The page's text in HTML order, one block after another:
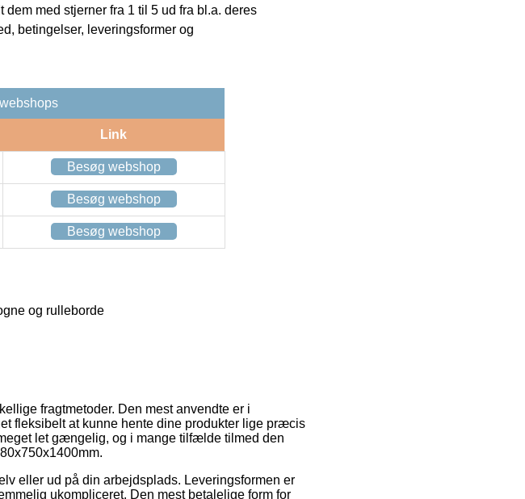
med stjerner fra 1 til 5 ud fra bl.a. deres
betingelser, leveringsformer og
Link
Besøg webshop
Besøg webshop
Besøg webshop
og rulleborde
fragtmetoder. Den mest anvendte er i
fleksibelt at kunne hente dine produkter lige præcis
let gængelig, og i mange tilfælde tilmed den
eller ud på din arbejdsplads. Leveringsformen er
ukompliceret. Den mest betalelige form for